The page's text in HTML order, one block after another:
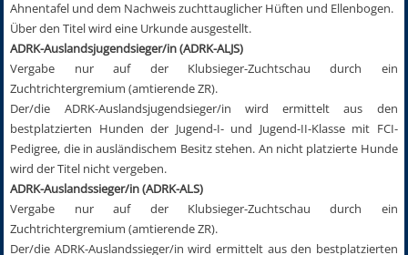
Ahnentafel und dem Nachweis zuchttauglicher Hüften und Ellenbogen.
Über den Titel wird eine Urkunde ausgestellt.
ADRK-Auslandsjugendsieger/in (ADRK-ALJS)
Vergabe nur auf der Klubsieger-Zuchtschau durch ein
Zuchtrichtergremium (amtierende ZR).
Der/die ADRK-Auslandsjugendsieger/in wird ermittelt aus den
bestplatzierten Hunden der Jugend-I- und Jugend-II-Klasse mit FCI-
Pedigree, die in ausländischem Besitz stehen. An nicht platzierte Hunde
wird der Titel nicht vergeben.
ADRK-Auslandssieger/in (ADRK-ALS)
Vergabe nur auf der Klubsieger-Zuchtschau durch ein
Zuchtrichtergremium (amtierende ZR).
Der/die ADRK-Auslandssieger/in wird ermittelt aus den bestplatzierten